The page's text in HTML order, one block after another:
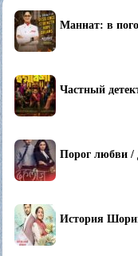
Маннат: в
Частный
Порог любви /
История